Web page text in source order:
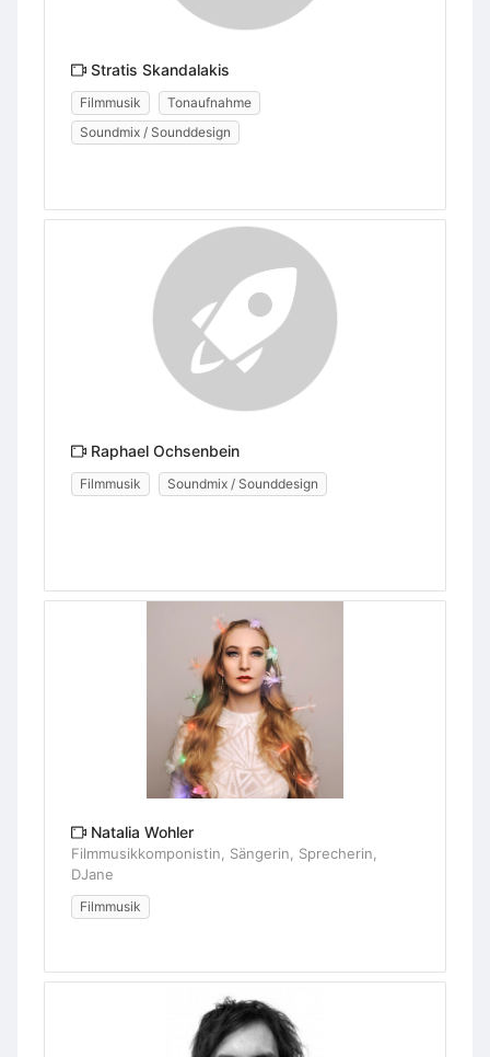
Stratis Skandalakis
Filmmusik
Tonaufnahme
Soundmix / Sounddesign
Raphael Ochsenbein
Filmmusik Soundmix / Sounddesign
Natalia Wohler
Filmmusikkomponistin, Sängerin, Sprecherin,
DJane
Filmmusik